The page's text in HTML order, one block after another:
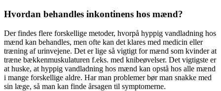
Hvordan behandles inkontinens hos mænd?
Der findes flere forskellige metoder, hvorpå hyppig vandladning hos
mænd kan behandles, men ofte kan det klares med medicin eller
træning af urinvejene. Det er lige så vigtigt for mænd som kvinder at
træne bækkenmuskulaturen f.eks. med knibeøvelser. Det vigtigste er
at huske, at hyppig vandladning hos mænd kan opstå hos alle mænd
i mange forskellige aldre. Har man problemer bør man snakke med
sin læge, så man kan finde årsagen til symptomerne.